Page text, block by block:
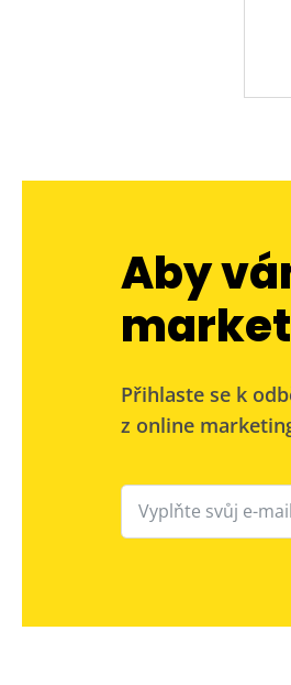
Aby
Přihlaste se k
z online